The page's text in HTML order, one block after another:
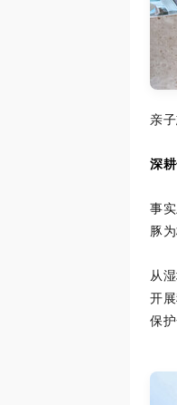
亲
深
事
豚
从
开
保